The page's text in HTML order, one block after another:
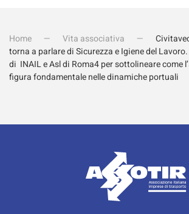
Home Vita associativa
torna a parlare di Sicurezza e Igiene del
di INAIL e Asl di Roma4 per sottolineare come
figura fondamentale nelle dinamiche portuali